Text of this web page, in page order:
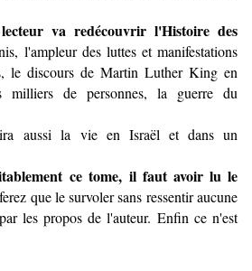
va redécouvrir l'Histoire des
l'ampleur des luttes et manifestations
le discours de Martin Luther King en
milliers de personnes, la guerre du
aussi la vie en Israël et dans un
ce tome, il faut avoir lu le
que le survoler sans ressentir aucune
les propos de l'auteur. Enfin ce n'est